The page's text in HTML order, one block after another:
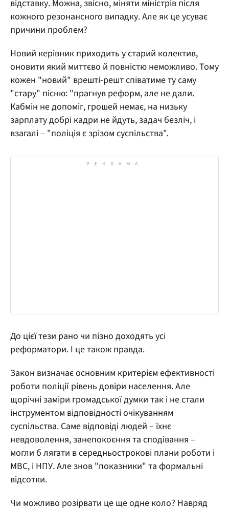
відставку. Можна, звісно, міняти міністрів після
кожного резонансного випадку. Але як це усуває
причини проблем?
Новий керівник приходить у старий колектив,
оновити який миттєво й повністю неможливо. Тому
кожен "новий" врешті-решт співатиме ту саму
"стару" пісню: "прагнув реформ, але не дали.
Кабмін не допоміг, грошей немає, на низьку
зарплату добрі кадри не йдуть, задач безліч, і
взагалі – "поліція є зрізом суспільства".
До цієї тези рано чи пізно доходять усі
реформатори. І це також правда.
Закон визначає основним критерієм ефективності
роботи поліції рівень довіри населення. Але
щорічні заміри громадської думки так і не стали
інструментом відповідності очікуванням
суспільства. Саме відповіді людей – їхнє
невдоволення, занепокоєння та сподівання –
могли б лягати в середньострокові плани роботи і
МВС, і НПУ. Але знов "показники" та формальні
відсотки.
Чи можливо розірвати це ще одне коло? Навряд